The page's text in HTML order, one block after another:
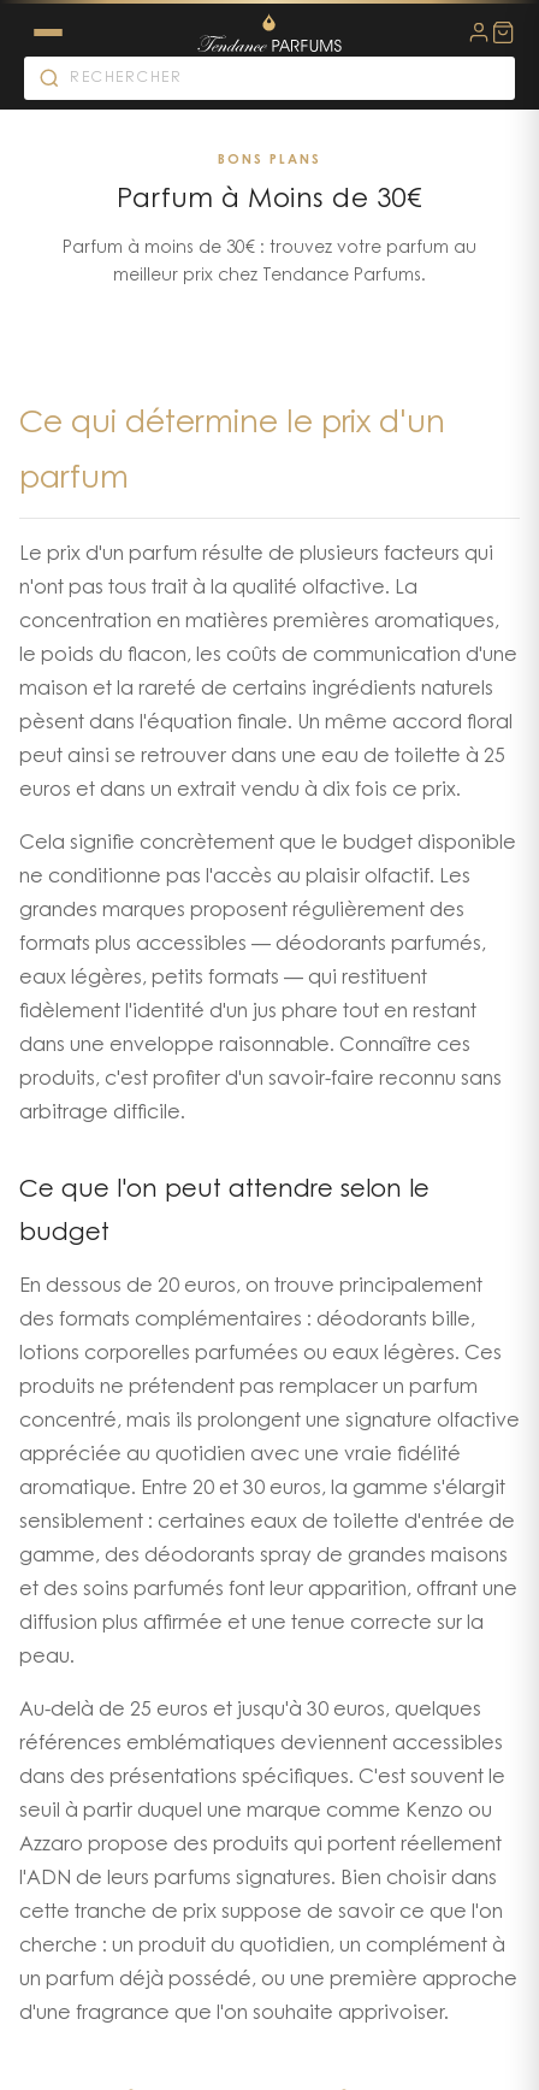
BONS PLANS
Parfum à Moins de 30€
Parfum à moins de 30€ : trouvez votre parfum au
meilleur prix chez Tendance Parfums.
Ce qui détermine le prix d'un
parfum
Le prix d'un parfum résulte de plusieurs facteurs qui
n'ont pas tous trait à la qualité olfactive. La
concentration en matières premières aromatiques,
le poids du flacon, les coûts de communication d'une
maison et la rareté de certains ingrédients naturels
pèsent dans l'équation finale. Un même accord floral
peut ainsi se retrouver dans une eau de toilette à 25
euros et dans un extrait vendu à dix fois ce prix.
Cela signifie concrètement que le budget disponible
ne conditionne pas l'accès au plaisir olfactif. Les
grandes marques proposent régulièrement des
formats plus accessibles — déodorants parfumés,
eaux légères, petits formats — qui restituent
fidèlement l'identité d'un jus phare tout en restant
dans une enveloppe raisonnable. Connaître ces
produits, c'est profiter d'un savoir-faire reconnu sans
arbitrage difficile.
Ce que l'on peut attendre selon le
budget
En dessous de 20 euros, on trouve principalement
des formats complémentaires : déodorants bille,
lotions corporelles parfumées ou eaux légères. Ces
produits ne prétendent pas remplacer un parfum
concentré, mais ils prolongent une signature olfactive
appréciée au quotidien avec une vraie fidélité
aromatique. Entre 20 et 30 euros, la gamme s'élargit
sensiblement : certaines eaux de toilette d'entrée de
gamme, des déodorants spray de grandes maisons
et des soins parfumés font leur apparition, offrant une
diffusion plus affirmée et une tenue correcte sur la
peau.
Au-delà de 25 euros et jusqu'à 30 euros, quelques
références emblématiques deviennent accessibles
dans des présentations spécifiques. C'est souvent le
seuil à partir duquel une marque comme Kenzo ou
Azzaro propose des produits qui portent réellement
l'ADN de leurs parfums signatures. Bien choisir dans
cette tranche de prix suppose de savoir ce que l'on
cherche : un produit du quotidien, un complément à
un parfum déjà possédé, ou une première approche
d'une fragrance que l'on souhaite apprivoiser.